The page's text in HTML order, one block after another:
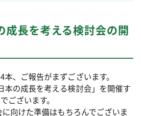
成長を考える検討会の開
本、ご報告がまずございます。
本の成長を考える検討会」を開催す
ございます。
向けた準備はもちろんでございま